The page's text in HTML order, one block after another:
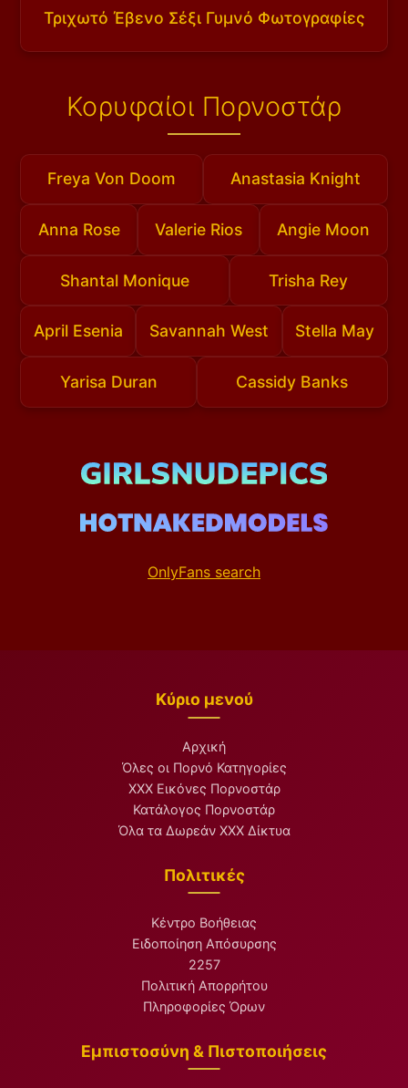
Τριχωτό Έβενο Σέξι Γυμνό Φωτογραφίες
Κορυφαίοι Πορνοστάρ
Freya Von Doom Anastasia Knight
Anna Rose Valerie Rios Angie Moon
Shantal Monique Trisha Rey
April Esenia Savannah West Stella May
Yarisa Duran Cassidy Banks
OnlyFans search
Κύριο μενού
Αρχική
Όλες οι Πορνό Κατηγορίες
XXX Εικόνες Πορνοστάρ
Κατάλογος Πορνοστάρ
Όλα τα Δωρεάν XXX Δίκτυα
Πολιτικές
Κέντρο Βοήθειας
Ειδοποίηση Απόσυρσης
2257
Πολιτική Απορρήτου
Πληροφορίες Όρων
Εμπιστοσύνη & Πιστοποιήσεις